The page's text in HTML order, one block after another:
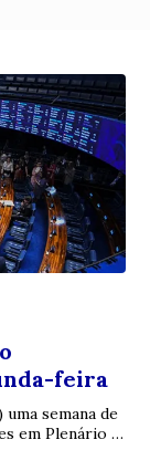
feira
semana de
em Plenário e